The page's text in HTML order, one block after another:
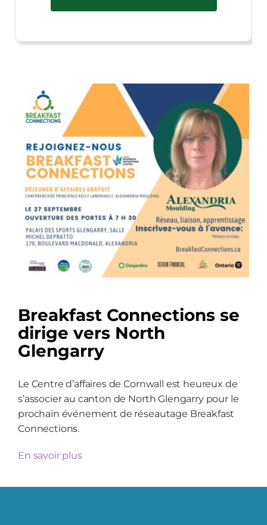
Breakfast Connections se
dirige vers North
Glengarry
Le Centre d’affaires de Cornwall est heureux de
s’associer au canton de North Glengarry pour le
prochain événement de réseautage Breakfast
Connections.
En savoir plus